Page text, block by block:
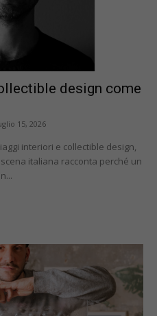
design come
15, 2026
interiori e collectible design,
italiana racconta perché un